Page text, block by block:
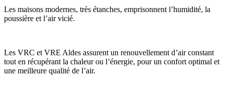
Les maisons modernes, très étanches, emprisonnent l’humidité, la
poussière et l’air vicié.
Les VRC et VRE Aldes assurent un renouvellement d’air constant
tout en récupérant la chaleur ou l’énergie, pour un confort optimal et
une meilleure qualité de l’air.